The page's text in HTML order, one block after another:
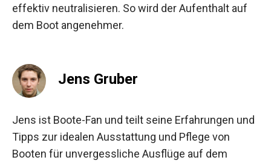
effektiv neutralisieren. So wird der Aufenthalt auf
dem Boot angenehmer.
Jens Gruber
Jens ist Boote-Fan und teilt seine Erfahrungen und
Tipps zur idealen Ausstattung und Pflege von
Booten für unvergessliche Ausflüge auf dem